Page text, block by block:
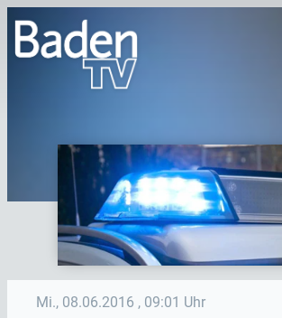
Mi., 08.06.2016 , 09:01 Uhr